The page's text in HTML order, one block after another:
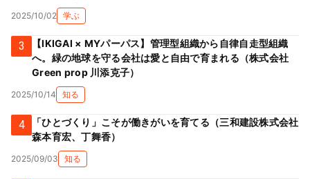
2025/10/02 学ぶ
3
【IKIGAI × MYパーパス】管理型組織から自律自走型組織
へ。緑の地球を守る会社は愛と自由で育まれる（株式会社
Green prop 川添克子）
2025/10/14 知る
4
「ひとづくり」こそが働きがいを育てる（三和建設株式会社
森本育宏、丁舞香）
2025/09/03 知る